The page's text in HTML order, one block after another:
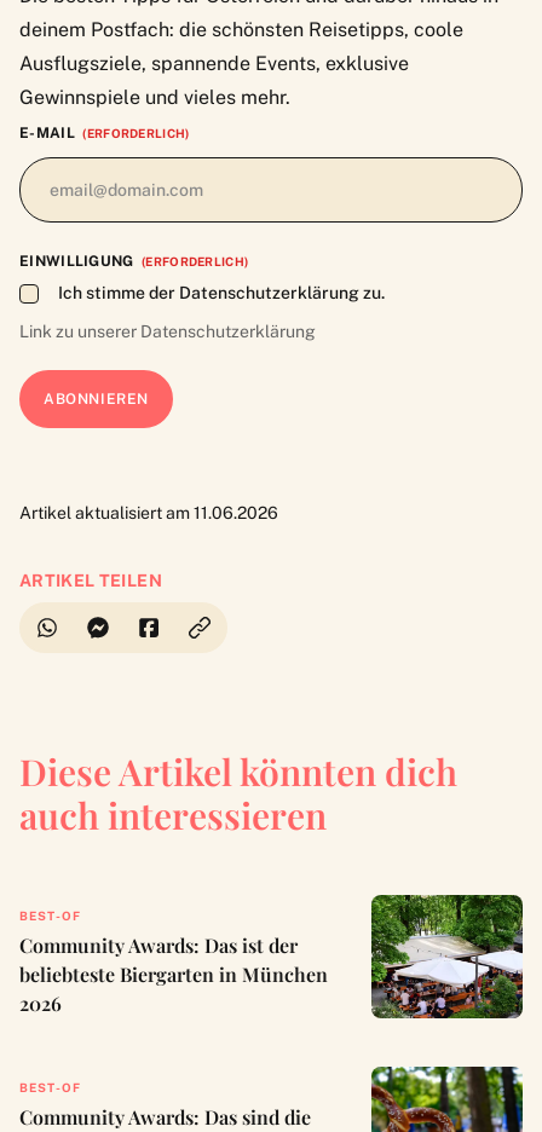
deinem Postfach: die schönsten Reisetipps, coole
Ausflugsziele, spannende Events, exklusive
Gewinnspiele und vieles mehr.
E-MAIL (ERFORDERLICH)
EINWILLIGUNG (ERFORDERLICH)
Ich stimme der Datenschutzerklärung zu.
Link zu unserer Datenschutzerklärung
Artikel aktualisiert am 11.06.2026
ARTIKEL TEILEN
Diese Artikel könnten dich
auch interessieren
BEST-OF
Community Awards: Das ist der
beliebteste Biergarten in München
2026
BEST-OF
Community Awards: Das sind die